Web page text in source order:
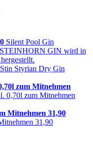
Silent Pool Gin
STEINHORN GIN wird in
Stin Styrian Dry Gin
zum Mitnehmen
0,70l zum Mitnehmen
Mitnehmen 31,90
31,90